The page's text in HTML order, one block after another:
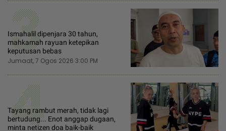
3
Ismahalil dipenjara 30 tahun,
mahkamah rayuan ketepikan
keputusan bebas
Jumaat, 7 Ogos 2026 3:00 PM
4
Tayang rambut merah, tidak lagi
bertudung... Enot anggap dugaan,
minta netizen doa baik-baik